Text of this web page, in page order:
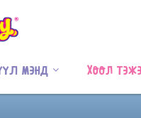
мэнд Хоол